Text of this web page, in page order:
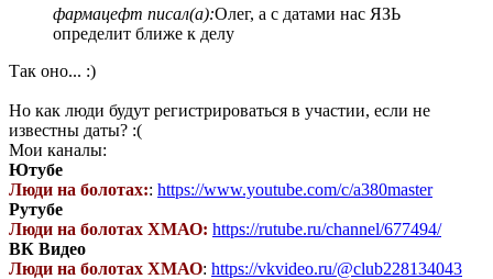
фармацефт писал(а):Олег, а с датами нас ЯЗЬ
определит ближе к делу
Так оно... :)
Но как люди будут регистрироваться в участии, если не
известны даты? :(
Мои каналы:
Ютубе
Люди на болотах:: https://www.youtube.com/c/a380master
Рутубе
Люди на болотах ХМАО: https://rutube.ru/channel/677494/
ВК Видео
Люди на болотах ХМАО: https://vkvideo.ru/@club228134043